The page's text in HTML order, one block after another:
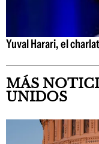
Yuval Harari, el
MÁS
UNIDOS